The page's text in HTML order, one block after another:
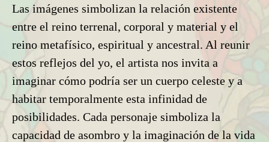
Las imágenes simbolizan la relación existente
entre el reino terrenal, corporal y material y el
reino metafísico, espiritual y ancestral. Al reunir
estos reflejos del yo, el artista nos invita a
imaginar cómo podría ser un cuerpo celeste y a
habitar temporalmente esta infinidad de
posibilidades. Cada personaje simboliza la
capacidad de asombro y la imaginación de la vida